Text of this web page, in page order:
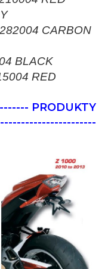
CARBON
BLACK
RED
PRODUKTY